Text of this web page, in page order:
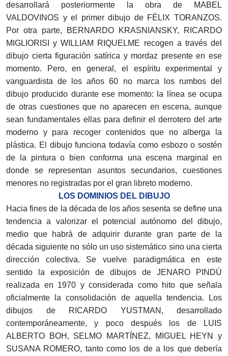
desarrollará posteriormente la obra de MABEL
VALDOVINOS y el primer dibujo de FÉLIX TORANZOS.
Por otra parte, BERNARDO KRASNIANSKY, RICARDO
MIGLIORISI y WILLIAM RIQUELME recogen a través del
dibujo cierta figuración satírica y mordaz presente en ese
momento. Pero, en general, el espíritu experimental y
vanguardista de los años 60 no marca los rumbos del
dibujo producido durante ese momento: la línea se ocupa
de otras cuestiones que no aparecen en escena, aunque
sean fundamentales ellas para definir el derrotero del arte
moderno y para recoger contenidos que no alberga la
plástica. El dibujo funciona todavía como esbozo o sostén
de la pintura o bien conforma una escena marginal en
donde se representan asuntos secundarios, cuestiones
menores no registradas por el gran libreto moderno.
LOS DOMINIOS DEL DIBUJO
Hacia fines de la década de los años sesenta se define una
tendencia a valorizar el potencial autónomo del dibujo,
medio que habrá de adquirir durante gran parte de la
década siguiente no sólo un uso sistemático sino una cierta
dirección colectiva. Se vuelve paradigmática en este
sentido la exposición de dibujos de JENARO PINDÚ
realizada en 1970 y considerada como hito que señala
oficialmente la consolidación de aquella tendencia. Los
dibujos de RICARDO YUSTMAN, desarrollado
contemporáneamente, y poco después los de LUIS
ALBERTO BOH, SELMO MARTÍNEZ, MIGUEL HEYN y
SUSANA ROMERO, tanto como los de a los que debería